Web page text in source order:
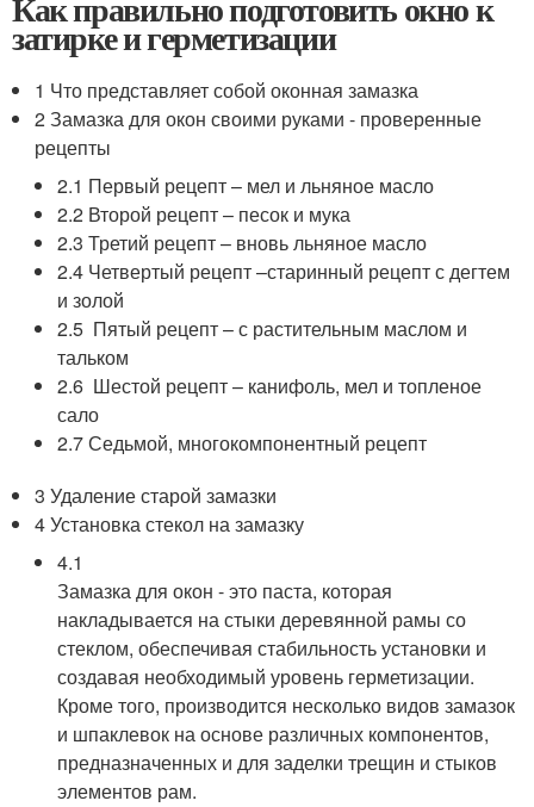
затирке и герметизации
1 Что представляет собой оконная замазка
2 Замазка для окон своими руками - проверенные
рецепты
2.1 Первый рецепт – мел и льняное масло
2.2 Второй рецепт – песок и мука
2.3 Третий рецепт – вновь льняное масло
2.4 Четвертый рецепт –старинный рецепт с дегтем
и золой
2.5 Пятый рецепт – с растительным маслом и
тальком
2.6 Шестой рецепт – канифоль, мел и топленое
сало
2.7 Седьмой, многокомпонентный рецепт
3 Удаление старой замазки
4 Установка стекол на замазку
4.1
Замазка для окон - это паста, которая
накладывается на стыки деревянной рамы со
стеклом, обеспечивая стабильность установки и
создавая необходимый уровень герметизации.
Кроме того, производится несколько видов замазок
и шпаклевок на основе различных компонентов,
предназначенных и для заделки трещин и стыков
элементов рам.